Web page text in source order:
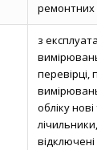
ремонтних
з
перевірці,
обліку